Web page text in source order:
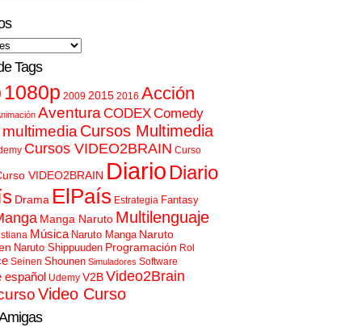
Tags
1080p 2009 2015 2016 Acción
AventuraCODEXComedy
Cursos Multimedia
Cursos VIDEO2BRAIN Curso
VIDEO2BRAIN Diario Diario
Drama ElPaís Estrategia Fantasy
Manga Naruto Multilenguaje
Música Naruto Manga Naruto
Naruto Shippuuden Programación Rol
Seinen Shounen Simuladores Software
español Udemy V2BVideo2Brain
Video Curso